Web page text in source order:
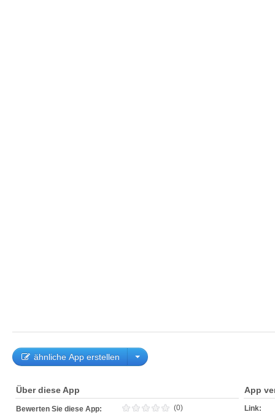
ähnliche App erstellen
Über diese App
Bewerten Sie diese App: (0)
App
Link: